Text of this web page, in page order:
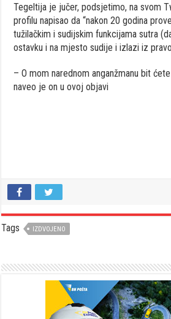
Tegeltija je jučer, podsjetimo, na svom
profilu napisao da “nakon 20 godina
tužilačkim i sudijskim funkcijama sutra
ostavku i na mjesto sudije i izlazi iz
– O mom narednom anganžmanu bit
naveo je on u ovoj objavi
Tags IZDVOJENO